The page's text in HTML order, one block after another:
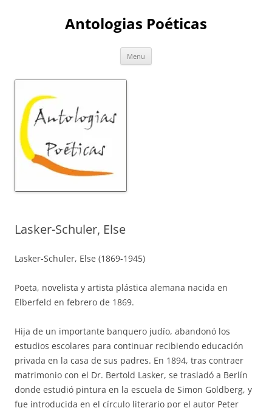
Antologias Poéticas
Menu
Lasker-Schuler, Else
Lasker-Schuler, Else (1869-1945)
Poeta, novelista y artista plástica alemana nacida en
Elberfeld en febrero de 1869.
Hija de un importante banquero judío, abandonó los
estudios escolares para continuar recibiendo educación
privada en la casa de sus padres. En 1894, tras contraer
matrimonio con el Dr. Bertold Lasker, se trasladó a Berlín
donde estudió pintura en la escuela de Simon Goldberg, y
fue introducida en el círculo literario por el autor Peter